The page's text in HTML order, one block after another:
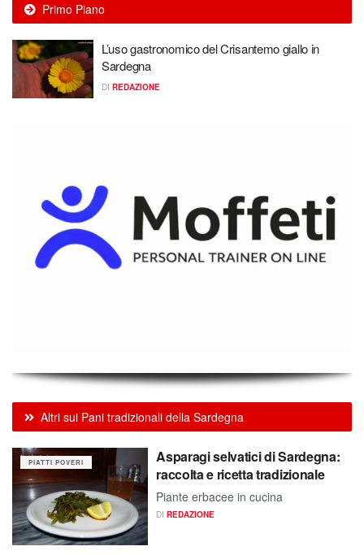
Primo Piano
L’uso gastronomico del Crisantemo giallo in
Sardegna
DI REDAZIONE
Altri sui Pani tradizionali della Sardegna
PIATTI POVERI
Asparagi selvatici di Sardegna:
raccolta e ricetta tradizionale
Piante erbacee in cucina
DI REDAZIONE